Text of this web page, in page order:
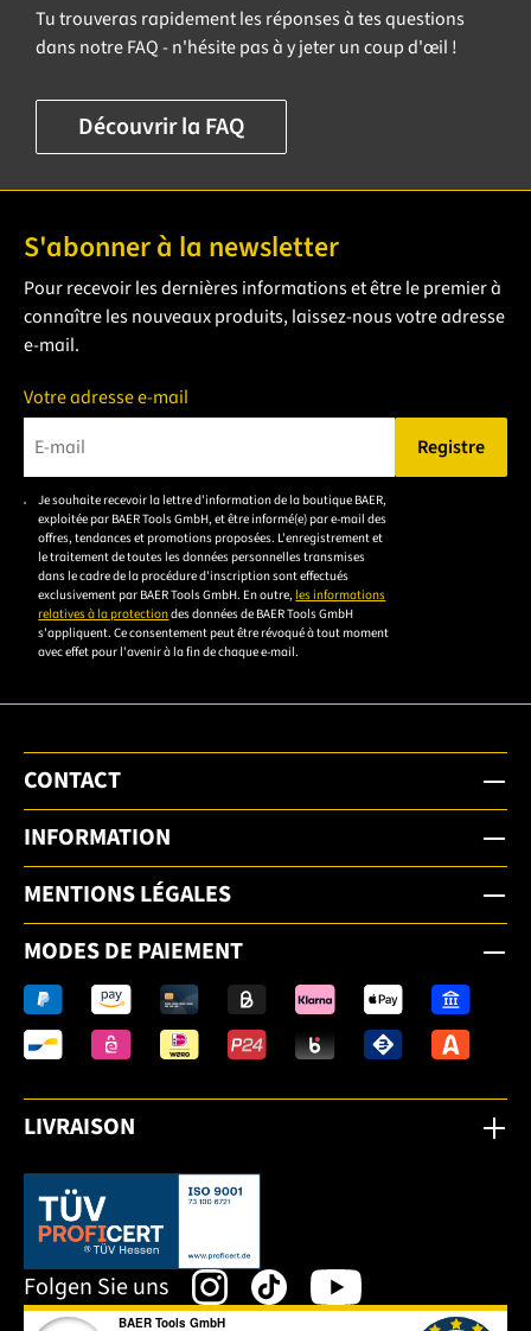
Tu trouveras rapidement les réponses à tes questions
dans notre FAQ - n'hésite pas à y jeter un coup d'œil !
Découvrir la FAQ
S'abonner à la newsletter
Pour recevoir les dernières informations et être le premier à
connaître les nouveaux produits, laissez-nous votre adresse
e-mail.
Votre adresse e-mail
Veuillez saisir une adresse e-mail valide.
Registre
Je souhaite recevoir la lettre d'information de la boutique BAER,
exploitée par BAER Tools GmbH, et être informé(e) par e-mail des
offres, tendances et promotions proposées. L'enregistrement et
le traitement de toutes les données personnelles transmises
dans le cadre de la procédure d'inscription sont effectués
exclusivement par BAER Tools GmbH. En outre, les informations
relatives à la protectiondes données de BAER Tools GmbH
s'appliquent. Ce consentement peut être révoqué à tout moment
avec effet pour l'avenir à la fin de chaque e-mail.
CONTACT
INFORMATION
MENTIONS LÉGALES
MODES DE PAIEMENT
LIVRAISON
Dieser Link öffnet sich in einem neuen Tab.
Folgen Sie uns